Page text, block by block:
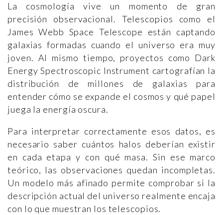
La cosmología vive un momento de gran
precisión observacional. Telescopios como el
James Webb Space Telescope están captando
galaxias formadas cuando el universo era muy
joven. Al mismo tiempo, proyectos como Dark
Energy Spectroscopic Instrument cartografían la
distribución de millones de galaxias para
entender cómo se expande el cosmos y qué papel
juega la energía oscura.
Para interpretar correctamente esos datos, es
necesario saber cuántos halos deberían existir
en cada etapa y con qué masa. Sin ese marco
teórico, las observaciones quedan incompletas.
Un modelo más afinado permite comprobar si la
descripción actual del universo realmente encaja
con lo que muestran los telescopios.